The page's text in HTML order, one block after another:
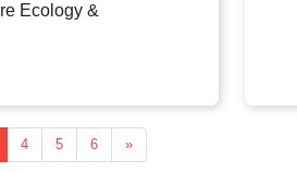
Ecology &
4 5 6 »